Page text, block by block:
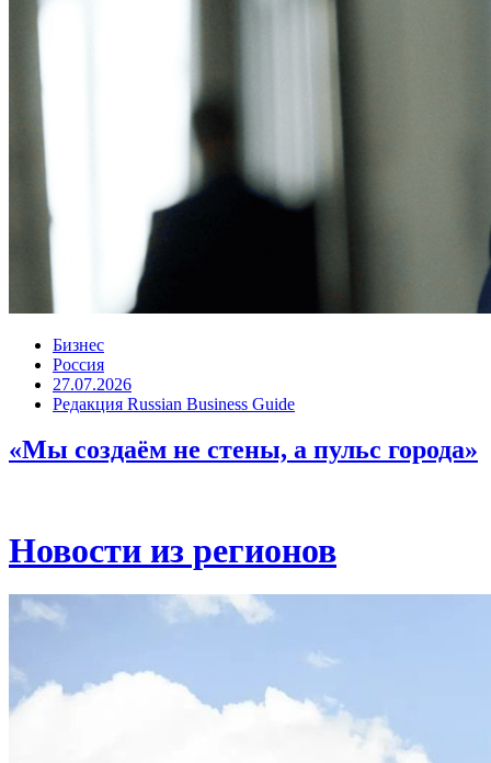
Бизнес
Россия
27.07.2026
Редакция Russian Business Guide
«Мы создаём не стены, а пульс города»
Новости из регионов